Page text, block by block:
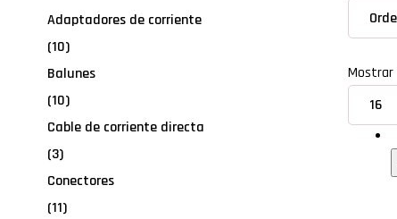
Mostrar
Adaptadores de corriente
(10)
Balunes
(10)
Cable de corriente directa
(3)
Conectores
(11)